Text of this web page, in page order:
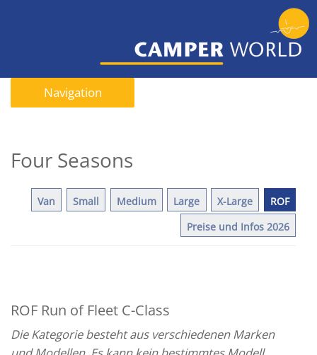
Navigation
Four Seasons
Van Small Medium Large X-Large
ROF
Preise und Infos 2026
ROF Run of Fleet C-Class
Die Kategorie besteht aus verschiedenen Marken